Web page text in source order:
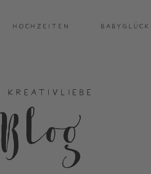
HOCHZEITEN BABYGLÜCK
Blog
KREATIVLIEBE